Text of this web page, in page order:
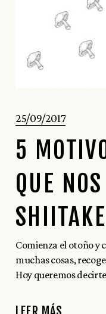
25/09/2017
5
QUE
SHIITAKE
Comienza el otoño y
muchas cosas,
Hoy queremos